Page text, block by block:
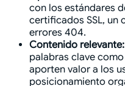
con los estándares
certificados SSL, un
errores 404.
Contenido relevante:
palabras clave
aporten valor a los
posicionamiento